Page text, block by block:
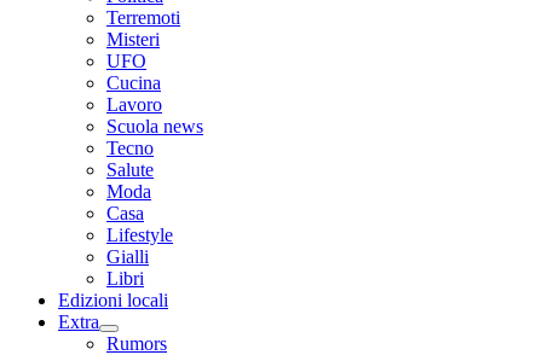
Terremoti
Misteri
UFO
Cucina
Lavoro
Scuola news
Tecno
Salute
Moda
Casa
Lifestyle
Gialli
Libri
Edizioni locali
Extra
Rumors